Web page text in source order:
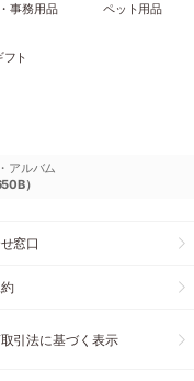
事務用品 ペット用品
フト
アルバム
）
窓口
引法に基づく表示